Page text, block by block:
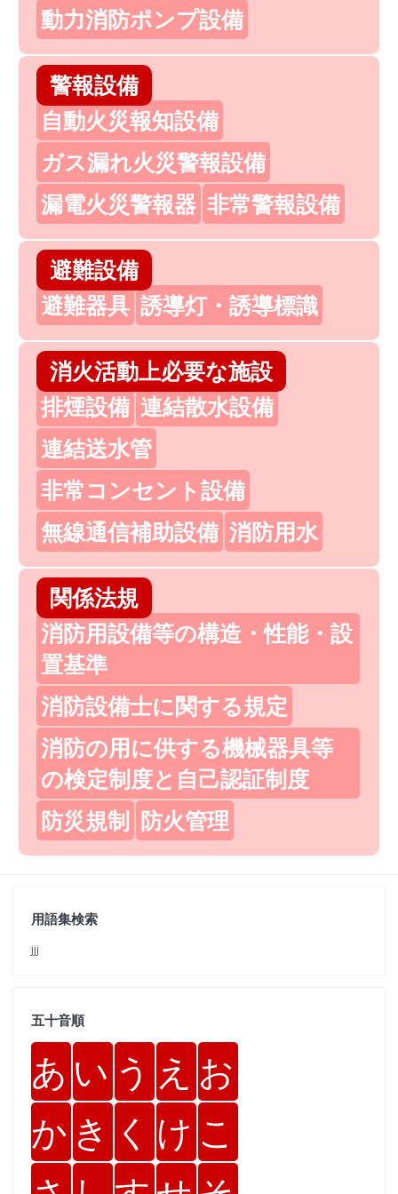
動力消防ポンプ設備
警報設備
自動火災報知設備
ガス漏れ火災警報設備
漏電火災警報器 非常警報設備
避難設備
避難器具 誘導灯・誘導標識
消火活動上必要な施設
排煙設備 連結散水設備
連結送水管
非常コンセント設備
無線通信補助設備 消防用水
関係法規
消防用設備等の構造・性能・設
置基準
消防設備士に関する規定
消防の用に供する機械器具等
の検定制度と自己認証制度
防災規制 防火管理
用語集検索
jjj
五十音順
あ い う え お
か き く け こ